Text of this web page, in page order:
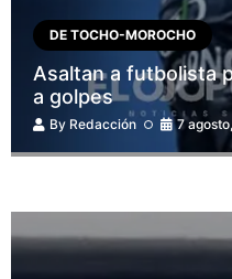
DE TOCHO-MOROCHO
Asaltan a futbolista
a golpes
By Redacción 7